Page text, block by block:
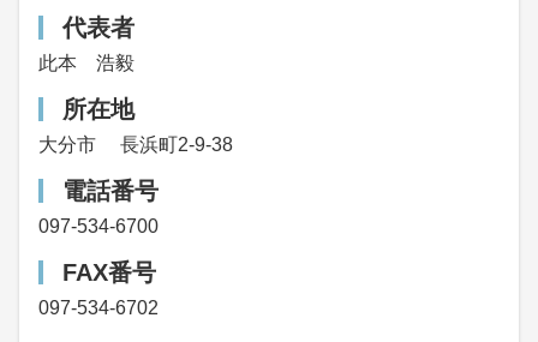
代表者
此本 浩毅
所在地
大分市 長浜町2-9-38
電話番号
097-534-6700
FAX番号
097-534-6702